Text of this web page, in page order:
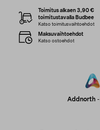
Addnorth-
Toimitus alkaen 3,90 €
toimitustavalla Budbee
Katso toimitusvaihtoehdot
Maksuvaihtoehdot
Katso ostoehdot